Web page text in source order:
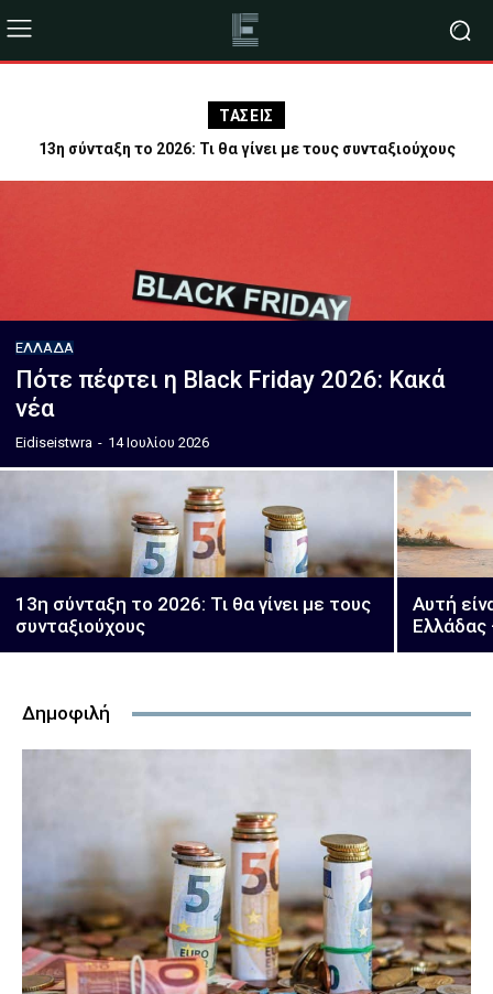
ΤΑΣΕΙΣ
13η σύνταξη το 2026: Τι θα γίνει με τους συνταξιούχους
ΕΛΛΆΔΑ
Πότε πέφτει η Black Friday 2026: Κακά
νέα
Eidiseistwra - 14 Ιουλίου 2026
13η σύνταξη το 2026: Τι θα γίνει με τους
συνταξιούχους
Αυτή
Δημοφιλή